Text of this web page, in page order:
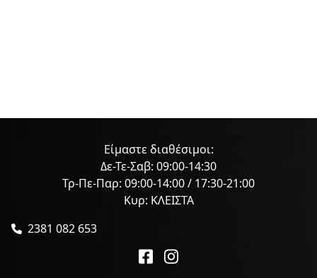
Είμαστε διαθέσιμοι:
Δε-Τε-Σαβ: 09:00-14:30
Τρ-Πε-Παρ: 09:00-14:00 / 17:30-21:00
Κυρ: ΚΛΕΙΣΤΑ
2381 082 653